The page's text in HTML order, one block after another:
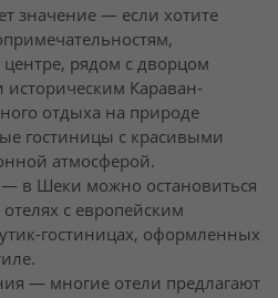
значение — если хотите
рядом с дворцом
Караван-
отдыха на природе
гостиницы с красивыми
атмосферой.
— в Шеки можно остановиться
с европейским
гостиницах, оформленных
— многие отели предлагают